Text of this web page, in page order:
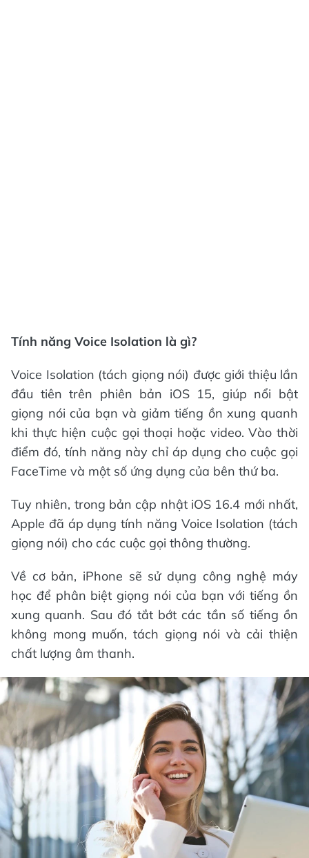
Tính năng Voice Isolation là gì?
Voice Isolation (tách giọng nói) được giới thiệu lần
đầu tiên trên phiên bản iOS 15, giúp nổi bật
giọng nói của bạn và giảm tiếng ồn xung quanh
khi thực hiện cuộc gọi thoại hoặc video. Vào thời
điểm đó, tính năng này chỉ áp dụng cho cuộc gọi
FaceTime và một số ứng dụng của bên thứ ba.
Tuy nhiên, trong bản cập nhật iOS 16.4 mới nhất,
Apple đã áp dụng tính năng Voice Isolation (tách
giọng nói) cho các cuộc gọi thông thường.
Về cơ bản, iPhone sẽ sử dụng công nghệ máy
học để phân biệt giọng nói của bạn với tiếng ồn
xung quanh. Sau đó tắt bớt các tần số tiếng ồn
không mong muốn, tách giọng nói và cải thiện
chất lượng âm thanh.